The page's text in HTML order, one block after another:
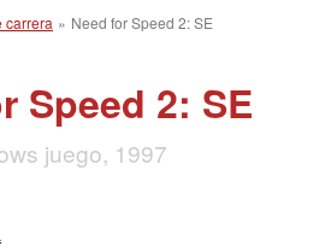
carrera » Need for Speed 2: SE
Speed 2: SE
juego, 1997